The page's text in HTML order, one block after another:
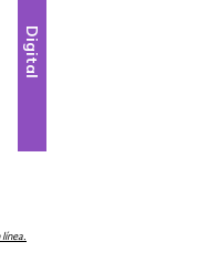
Digital